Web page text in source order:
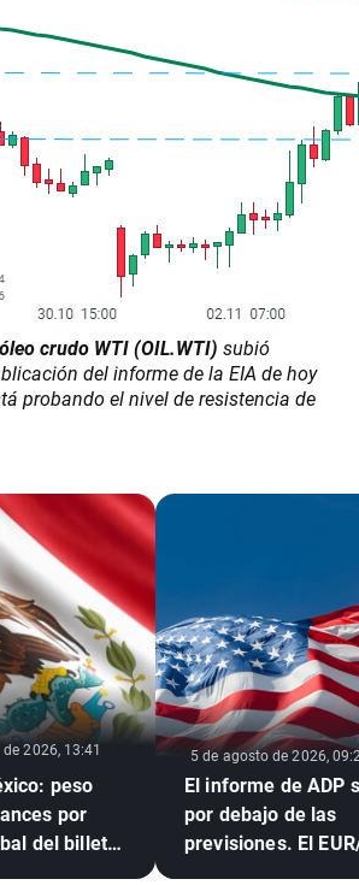
crudo WTI (OIL.WTI) subió
del informe de la EIA de hoy
probando el nivel de resistencia de
2026, 13:41
peso
por
del billete
5 de agosto de 2026,
El informe de ADP se sitúa
por debajo de las
previsiones. El